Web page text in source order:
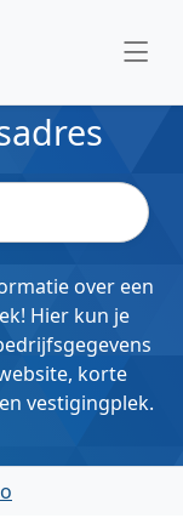
over een
Hier kun je
korte
vestigingplek.